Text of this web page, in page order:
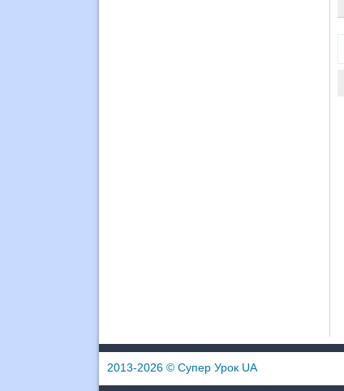
2013-2026© Супер Урок UA